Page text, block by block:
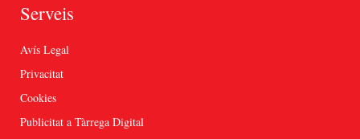
Serveis
Avís Legal
Privacitat
Cookies
Publicitat a Tàrrega Digital